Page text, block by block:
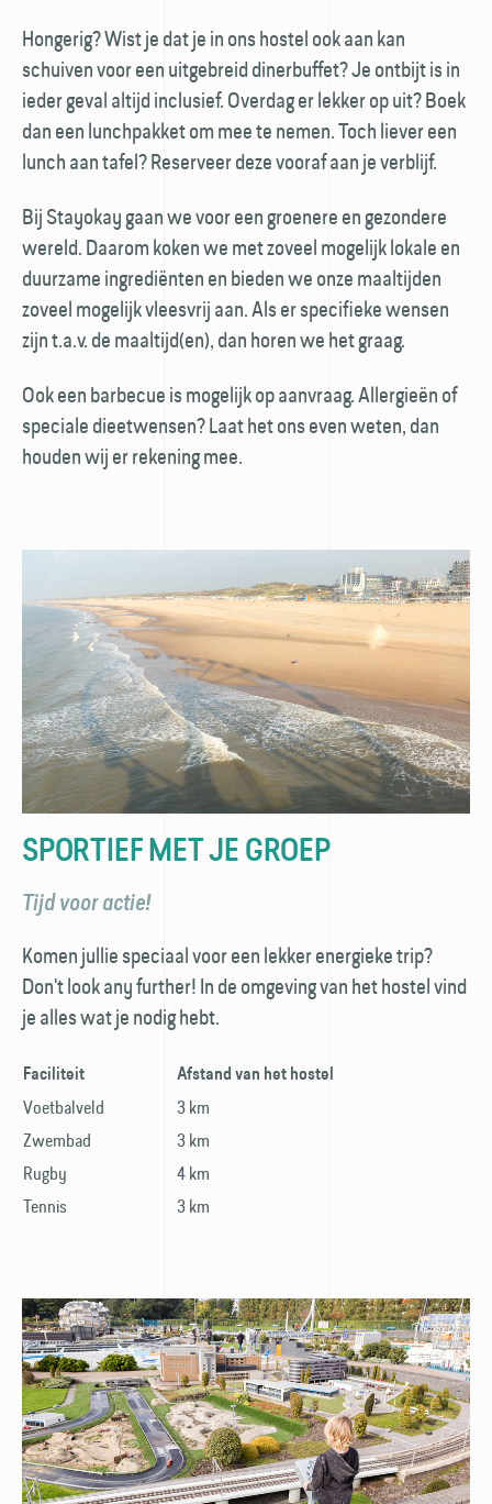
Hongerig? Wist je dat je in ons hostel ook aan kan
schuiven voor een uitgebreid dinerbuffet? Je ontbijt is in
ieder geval altijd inclusief. Overdag er lekker op uit? Boek
dan een lunchpakket om mee te nemen. Toch liever een
lunch aan tafel? Reserveer deze vooraf aan je verblijf.
Bij Stayokay gaan we voor een groenere en gezondere
wereld. Daarom koken we met zoveel mogelijk lokale en
duurzame ingrediënten en bieden we onze maaltijden
zoveel mogelijk vleesvrij aan. Als er specifieke wensen
zijn t.a.v. de maaltijd(en), dan horen we het graag.
Ook een barbecue is mogelijk op aanvraag. Allergieën of
speciale dieetwensen? Laat het ons even weten, dan
houden wij er rekening mee.
SPORTIEF MET JE GROEP
Tijd voor actie!
Komen jullie speciaal voor een lekker energieke trip?
Don't look any further! In de omgeving van het hostel vind
je alles wat je nodig hebt.
Faciliteit Afstand van het hostel
Voetbalveld
3 km
Zwembad
3 km
Rugby
4 km
Tennis
3 km